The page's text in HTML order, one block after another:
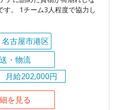
す。 1チーム3人程度で協力し
名古屋市港区
・物流
月給202,000円
を見る